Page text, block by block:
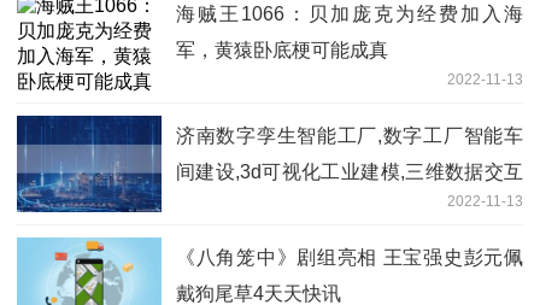
海贼王1066：贝加庞克为经费加入海
军，黄猿卧底梗可能成真
2022-11-13
济南数字孪生智能工厂,数字工厂智能车
间建设,3d可视化工业建模,三维数据交互
2022-11-13
《八角笼中》剧组亮相 王宝强史彭元佩
戴狗尾草4天天快讯